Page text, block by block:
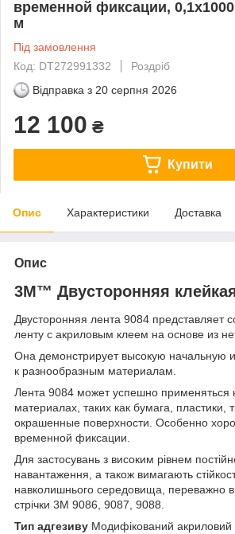
временной фиксации,
м
Під замовлення
Код: DT272991332
Роздріб
Відправка з 20 серпня 2026
12 100 ₴
Купити
Опис Характеристики Доставка
Опис
3M™ Двусторонняя
Двусторонняя лента 9084 представляет
ленту с акриловым клеем на основе из
Она демонстрирует высокую начальную
к разнообразным материалам.
Лента 9084 может успешно применяться
материалах, таких как бумага, пластики,
окрашенные поверхности. Особенно
временной фиксации.
Для застосувань з високим рівнем
навантаження, а також вимагають
навколишнього середовища, переважно
стрічки 3М 9086, 9087, 9088.
Тип адгезиву Модифікований акриловий